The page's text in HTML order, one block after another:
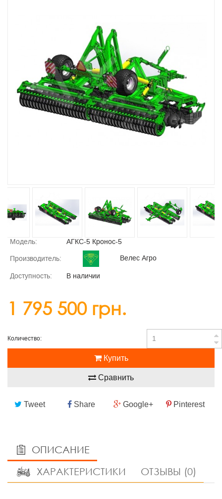
Модель: АГКС-5 Кронос-5
Производитель: Велес Агро
Доступность: В наличии
1 795 500 грн.
Количество:
Купить
Сравнить
Tweet Share Google+ Pinterest
ОПИСАНИЕ
ХАРАКТЕРИСТИКИ
ОТЗЫВЫ (0)